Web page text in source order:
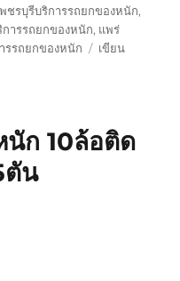
พชรบุรีบริการรถยกของหนัก,
การรถยกของหนัก, แพร่
รรถยกของหนัก
เขียน
นัก 10ล้อติด
ตัน